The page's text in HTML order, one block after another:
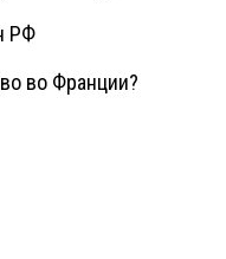
РФ
во Франции?